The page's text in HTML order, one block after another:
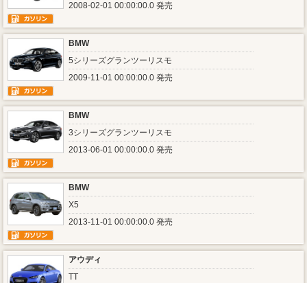
2008-02-01 00:00:00.0 発売
BMW
5シリーズグランツーリスモ
2009-11-01 00:00:00.0 発売
BMW
3シリーズグランツーリスモ
2013-06-01 00:00:00.0 発売
BMW
X5
2013-11-01 00:00:00.0 発売
アウディ
TT